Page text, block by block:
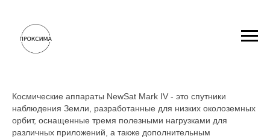
Космические аппараты NewSat Mark IV - это спутники
наблюдения Земли, разработанные для низких околоземных
орбит, оснащенные тремя полезными нагрузками для
различных приложений, а также дополнительным